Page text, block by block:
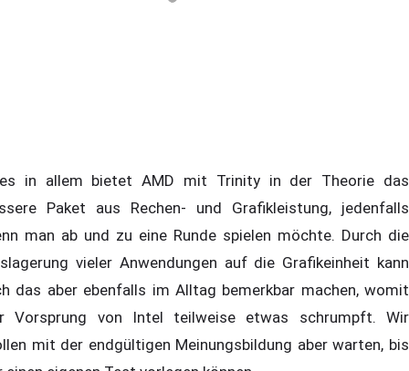
in allem bietet AMD mit Trinity in der Theorie das
Paket aus Rechen- und Grafikleistung, jedenfalls
man ab und zu eine Runde spielen möchte. Durch die
vieler Anwendungen auf die Grafikeinheit kann
das aber ebenfalls im Alltag bemerkbar machen, womit
Vorsprung von Intel teilweise etwas schrumpft. Wir
mit der endgültigen Meinungsbildung aber warten, bis